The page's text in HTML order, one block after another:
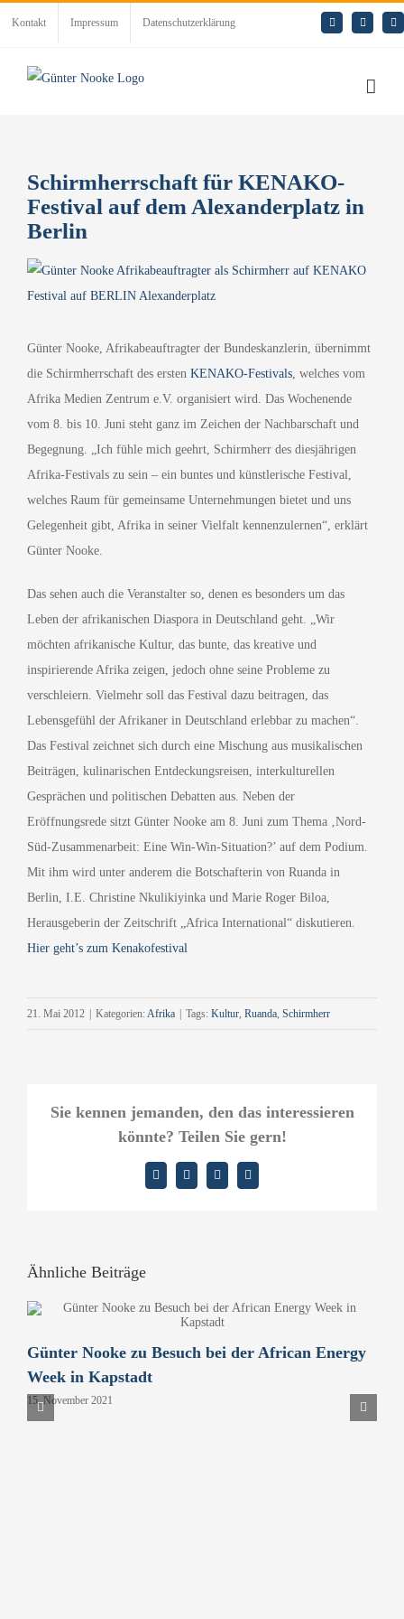
Kontakt Impressum Datenschutzerklärung
E-
Mail
LinkedIn
Schirmherrschaft für KENAKO-
Festival auf dem Alexanderplatz in
Berlin
Zeige
grösseres
Günter Nooke, Afrikabeauftragter der Bundeskanzlerin, übernimmt
die Schirmherrschaft des ersten KENAKO-Festivals, welches vom
Afrika Medien Zentrum e.V. organisiert wird. Das Wochenende
vom 8. bis 10. Juni steht ganz im Zeichen der Nachbarschaft und
Begegnung. „Ich fühle mich geehrt, Schirmherr des diesjährigen
Afrika-Festivals zu sein – ein buntes und künstlerische Festival,
welches Raum für gemeinsame Unternehmungen bietet und uns
Gelegenheit gibt, Afrika in seiner Vielfalt kennenzulernen“, erklärt
Günter Nooke.
Das sehen auch die Veranstalter so, denen es besonders um das
Leben der afrikanischen Diaspora in Deutschland geht. „Wir
möchten afrikanische Kultur, das bunte, das kreative und
inspirierende Afrika zeigen, jedoch ohne seine Probleme zu
verschleiern. Vielmehr soll das Festival dazu beitragen, das
Lebensgefühl der Afrikaner in Deutschland erlebbar zu machen“.
Das Festival zeichnet sich durch eine Mischung aus musikalischen
Beiträgen, kulinarischen Entdeckungsreisen, interkulturellen
Gesprächen und politischen Debatten aus. Neben der
Eröffnungsrede sitzt Günter Nooke am 8. Juni zum Thema ‚Nord-
Süd-Zusammenarbeit: Eine Win-Win-Situation?’ auf dem Podium.
Mit ihm wird unter anderem die Botschafterin von Ruanda in
Berlin, I.E. Christine Nkulikiyinka und Marie Roger Biloa,
Herausgeberin der Zeitschrift „Africa International“ diskutieren.
Hier geht’s zum Kenakofestival
21. Mai 2012 | Kategorien: Afrika | Tags: Kultur Ruanda Schirmherr
Sie kennen jemanden, den das interessieren
könnte? Teilen Sie gern!
Facebook
X LinkedIn
E-
Mail
Ähnliche Beiträge
Günter Nooke zu Besuch bei der African Energy
Week in Kapstadt
15. November 2021